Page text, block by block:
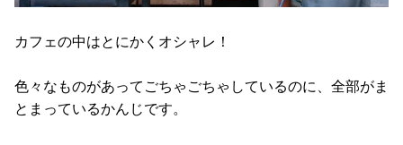
カフェの中はとにかくオシャレ！
色々なものがあってごちゃごちゃしているのに、全部がま
とまっているかんじです。